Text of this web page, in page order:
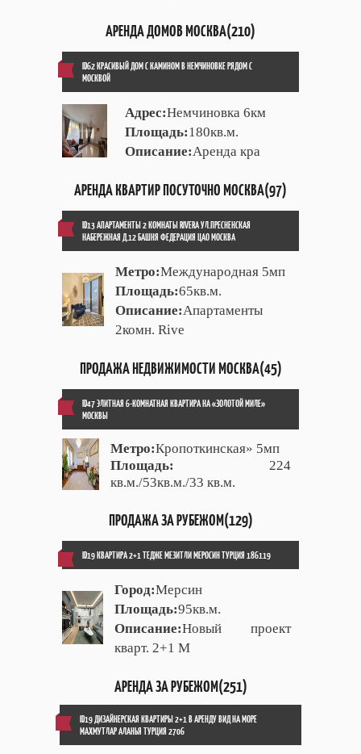
АРЕНДА ДОМОВ МОСКВА(210)
ID62 КРАСИВЫЙ ДОМ С КАМИНОМ В НЕМЧИНОВКЕ РЯДОМ С
МОСКВОЙ
Адрес:Немчиновка 6км
Площадь:180кв.м.
Описание:Аренда кра
АРЕНДА КВАРТИР ПОСУТОЧНО МОСКВА(97)
ID13 АПАРТАМЕНТЫ 2 КОМНАТЫ RIVERA УЛ.ПРЕСНЕНСКАЯ
НАБЕРЕЖНАЯ Д.12 БАШНЯ ФЕДЕРАЦИЯ ЦАО МОСКВА
Метро:Международная 5мп
Площадь:65кв.м.
Описание:Апартаменты
2комн. Rive
ПРОДАЖА НЕДВИЖИМОСТИ МОСКВА(45)
ID47 ЭЛИТНАЯ 6-КОМНАТНАЯ КВАРТИРА НА «ЗОЛОТОЙ МИЛЕ»
МОСКВЫ
Метро:Кропоткинская» 5мп
Площадь:
224
кв.м./53кв.м./33 кв.м.
ПРОДАЖА ЗА РУБЕЖОМ(129)
ID19 КВАРТИРА 2+1 ТЕДЖЕ МЕЗИТЛИ МЕРОСИН ТУРЦИЯ 186119
Город:Мерсин
Площадь:95кв.м.
Описание:Новый проект
кварт. 2+1 М
АРЕНДА ЗА РУБЕЖОМ(251)
ID19 ДИЗАЙНЕРСКАЯ КВАРТИРЫ 2+1 В АРЕНДУ ВИД НА МОРЕ
МАХМУТЛАР АЛАНЬЯ ТУРЦИЯ 2706